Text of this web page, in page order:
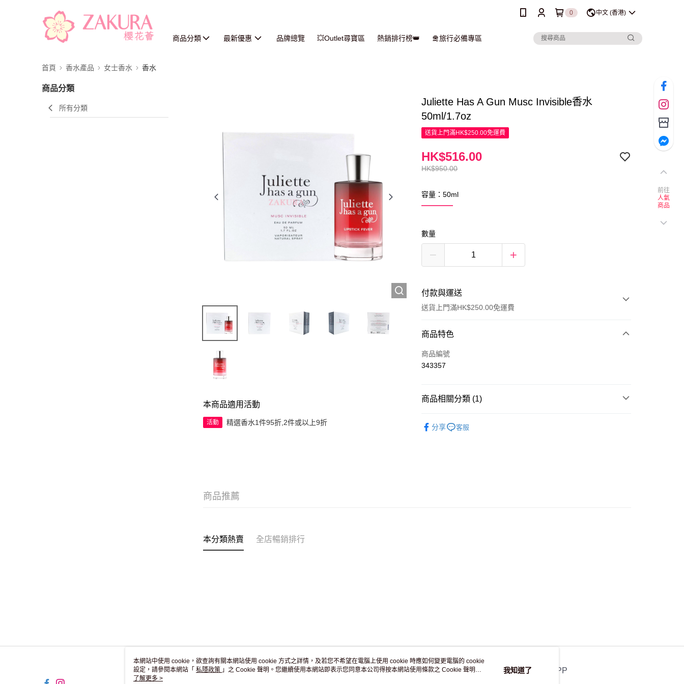
0 中文 (香港)
商品分類 最新優惠 品牌總覽 💥Outlet尋寶區 熱銷排行榜👑 🛅旅行必備專區
首頁 香水產品 女士香水 香水
商品分類
所有分類
本商品適用活動
活動 精選香水1件95折,2件或以上9折
Juliette Has A Gun Musc Invisible香水
50ml/1.7oz
送貨上門滿HK$250.00免運費
HK$950.00
HK$516.00
容量：50ml
數量
付款與運送
送貨上門滿HK$250.00免運費
付款方式
信用卡
商品特色
商品編號
343357
商品相關分類 (1)
分享
客服
商品推薦
本分類熱賣 全店暢銷排行
關於我們 客戶服務 官方APP
前往
人氣
商品
本網站中使用 cookie，欲查詢有關本網站使用 cookie 方式之詳情，及若您不希望在電腦上使用 cookie 時應如何變更電腦的 cookie
設定，請參閱本網站「 私隱政策 」之 Cookie 聲明。您繼續使用本網站即表示您同意本公司得按本網站使用條款之 Cookie 聲明使
用 cookie。
了解更多 >
我知道了